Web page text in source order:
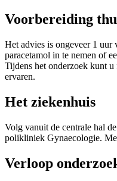
Voorbereiding
Het advies is ongeveer 1 uur
paracetamol in te nemen of
Tijdens het onderzoek kunt
ervaren.
Het ziekenhuis
Volg vanuit de centrale hal
polikliniek Gynaecologie.
Verloop